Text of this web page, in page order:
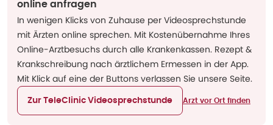
online anfragen
In wenigen Klicks von Zuhause per Videosprechstunde
mit Ärzten online sprechen. Mit Kostenübernahme Ihres
Online-Arztbesuchs durch alle Krankenkassen. Rezept &
Krankschreibung nach ärztlichem Ermessen in der App.
Mit Klick auf eine der Buttons verlassen Sie unsere Seite.
Zur TeleClinic Videosprechstunde Arzt vor Ort finden